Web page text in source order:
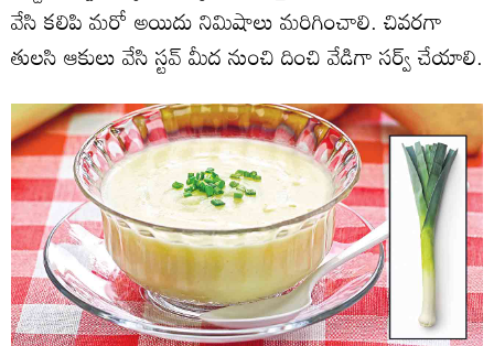
వేసి కలిపి మరో అయిదు నిమిషాలు మరిగించాలి. చివరగా
తులసి ఆకులు వేసి స్టవ్‌ మీద నుంచి దించి వేడిగా సర్వ్‌ చేయాలి.